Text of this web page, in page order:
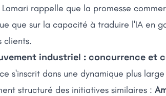
rappelle que la promesse
que sur la capacité à traduire l'IA en
clients.
industriel : concurrence et
s'inscrit dans une dynamique plus
structuré des initiatives similaires :